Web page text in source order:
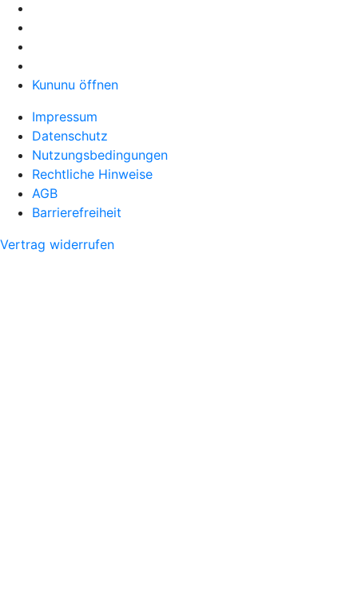
Kununu öffnen
Impressum
Datenschutz
Nutzungsbedingungen
Rechtliche Hinweise
AGB
Barrierefreiheit
Vertrag widerrufen